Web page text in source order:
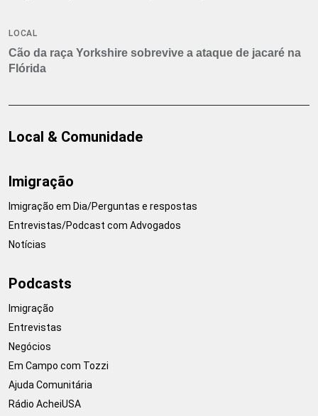
LOCAL
Cão da raça Yorkshire sobrevive a ataque de jacaré na
Flórida
Local & Comunidade
Imigração
Imigração em Dia/Perguntas e respostas
Entrevistas/Podcast com Advogados
Notícias
Podcasts
Imigração
Entrevistas
Negócios
Em Campo com Tozzi
Ajuda Comunitária
Rádio AcheiUSA